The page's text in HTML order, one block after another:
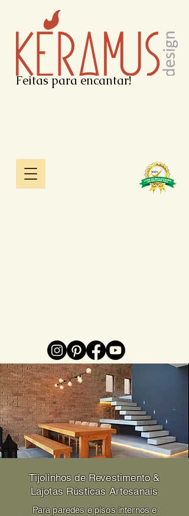
Feitas para encantar!
Tijolinhos de Revestimento &
Lajotas Rústicas Artesanais
Para paredes e pisos internos e